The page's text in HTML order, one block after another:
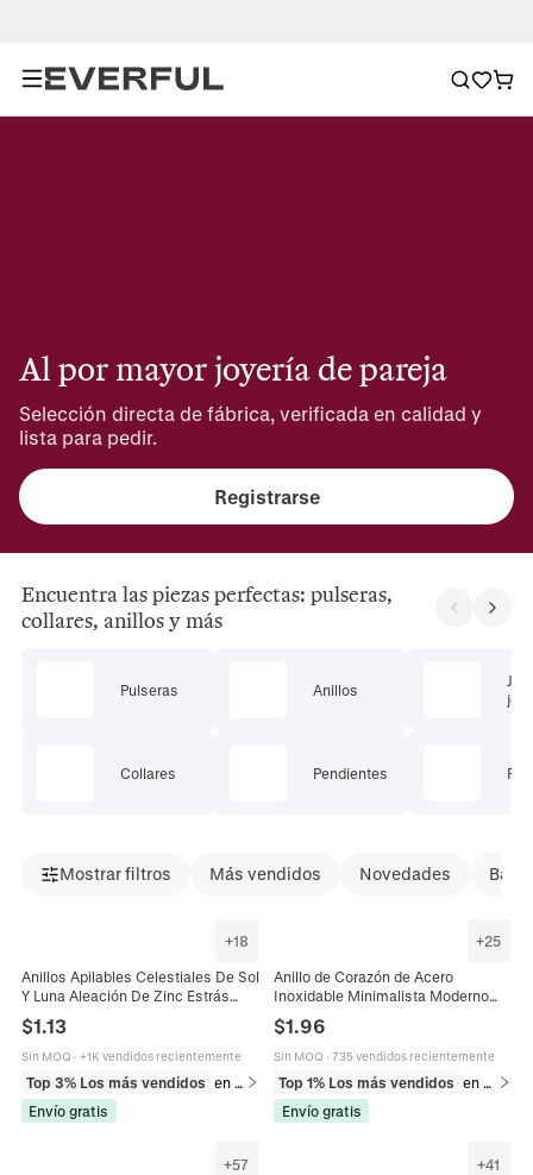
Al por mayor joyería de pareja
Selección directa de fábrica, verificada en calidad y
lista para pedir.
Registrarse
Encuentra las piezas perfectas: pulseras,
collares, anillos y más
Pulseras
Collares
Anillos
Pendientes
Mostrar filtros Más vendidos Novedades
+18
Anillos Apilables Celestiales De Sol
Y Luna Aleación De Zinc Estrás
Zircón Azul Joyería Para Parejas
Mujeres Hombres
$1.13
Sin MOQ · +1K vendidos recientemente
Top 3% Los más vendidos
en Anillos
Envío gratis
+25
Anillo de Corazón de Acero
Inoxidable Minimalista Moderno
Chapado en Oro Con Diamantes de
Imitación de Colores Incrustados
Joyería
$1.96
Sin MOQ · 735 vendidos recientemente
Top 1% Los más vendidos
en Anillos
Envío gratis
+57 +41